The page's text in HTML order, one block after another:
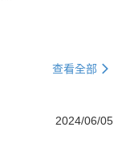
查看全部
2024/06/05